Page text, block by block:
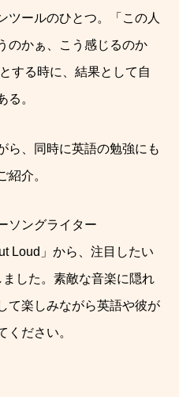
ツールのひとつ。「この人
のかぁ、こう感じるのか
する時に、結果として自
る。
ら、同時に英語の勉強にも
紹介。
ソングライター
Loud 」から、注目したい
した。素敵な音楽に隠れ
て楽しみながら英語や彼が
ください。